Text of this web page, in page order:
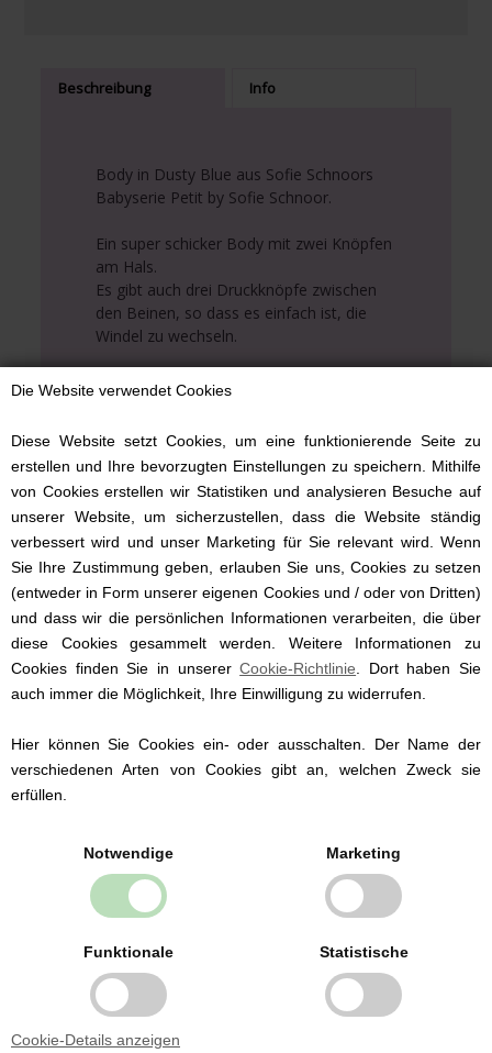
Die Website verwendet Cookies
Diese Website setzt Cookies, um eine funktionierende Seite zu
erstellen und Ihre bevorzugten Einstellungen zu speichern. Mithilfe
von Cookies erstellen wir Statistiken und analysieren Besuche auf
unserer Website, um sicherzustellen, dass die Website ständig
verbessert wird und unser Marketing für Sie relevant wird. Wenn
Sie Ihre Zustimmung geben, erlauben Sie uns, Cookies zu setzen
(entweder in Form unserer eigenen Cookies und / oder von Dritten)
und dass wir die persönlichen Informationen verarbeiten, die über
diese Cookies gesammelt werden. Weitere Informationen zu
Cookies finden Sie in unsererCookie-Richtlinie . Dort haben Sie
auch immer die Möglichkeit, Ihre Einwilligung zu widerrufen.
Hier können Sie Cookies ein- oder ausschalten. Der Name der
verschiedenen Arten von Cookies gibt an, welchen Zweck sie
erfüllen.
Notwendige Marketing
Funktionale Statistische
Cookie-Details anzeigen
Beschreibung Info
Body in Dusty Blue aus Sofie Schnoors
Babyserie Petit by Sofie Schnoor.
Ein super schicker Body mit zwei Knöpfen
am Hals.
Es gibt auch drei Druckknöpfe zwischen
den Beinen, so dass es einfach ist, die
Windel zu wechseln.
Der Body ist von der Dänin Sofie Schnoor
Alles in allem ein super cooles
Kleidungsstück für das neugeborene
Baby. Kaufen Sie es, damit Sie bereit sind,
wenn das Baby kommt, oder als
Mutterschaftsgeschenk.
Der Body hat die Größen:
62 (3 Monate)
68 (6 Monate)
74 (9 Monate)
86 (18 Monate)
Babybekleidung von
bekannten Marken
Wir führen Babybekleidung der dänischen
Marken Fixoni und Müsli by Green Cotton ab
Wir führen sowohl traditionelle
Strampelanzüge als auch Bodies und